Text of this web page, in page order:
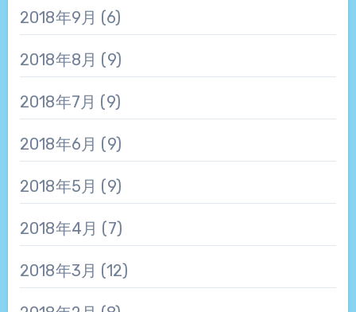
2018年9月 (6)
2018年8月 (9)
2018年7月 (9)
2018年6月 (9)
2018年5月 (9)
2018年4月 (7)
2018年3月 (12)